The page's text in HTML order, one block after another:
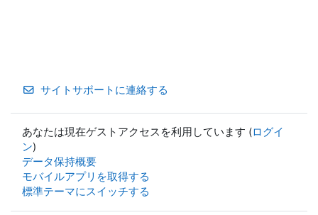
サイトサポートに連絡する
あなたは現在ゲストアクセスを利用しています (ログイ
ン)
データ保持概要
モバイルアプリを取得する
標準テーマにスイッチする